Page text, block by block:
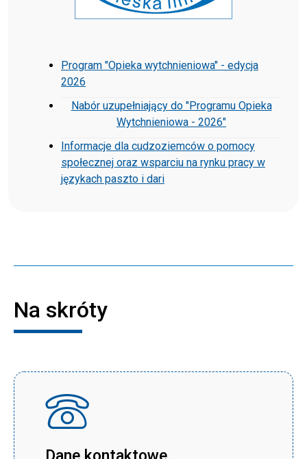
Program "Opieka wytchnieniowa" - edycja
2026
Nabór uzupełniający do "Programu Opieka
Wytchnieniowa - 2026"
Informacje dla cudzoziemców o pomocy
społecznej oraz wsparciu na rynku pracy w
językach paszto i dari
Na skróty